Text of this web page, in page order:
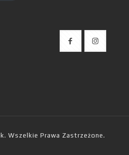
Wszelkie Prawa Zastrzeżone.